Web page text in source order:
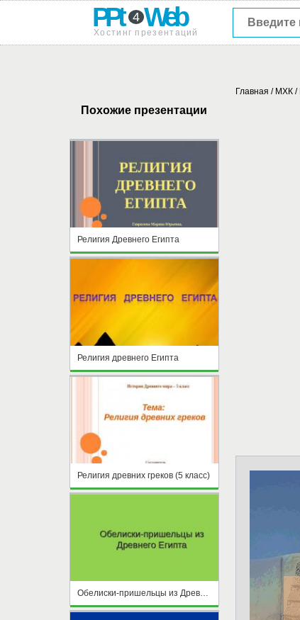
PPt 4 Web
Хостинг презентаций
Похожие презентации
Религия Древнего Египта
Религия древнего Египта
Религия древних греков (5 класс)
Обелиски-пришельцы из Древнего Египта
Главная / МХК /